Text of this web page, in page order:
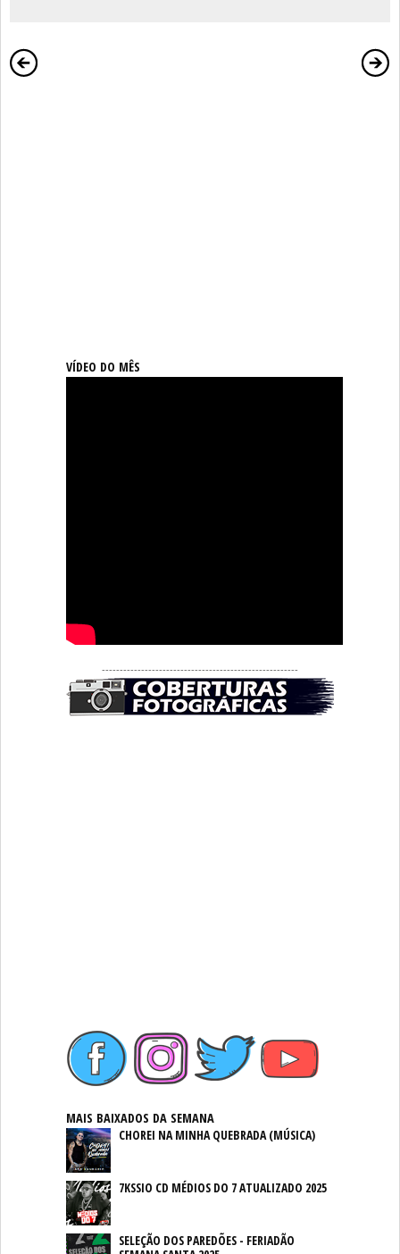
VÍDEO DO MÊS
-------------------------------------------------------
MAIS BAIXADOS DA SEMANA
CHOREI NA MINHA QUEBRADA (MÚSICA)
7KSSIO CD MÉDIOS DO 7 ATUALIZADO 2025
SELEÇÃO DOS PAREDÕES - FERIADÃO